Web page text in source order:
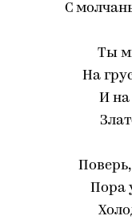
С
Ты
На
И на
Пора